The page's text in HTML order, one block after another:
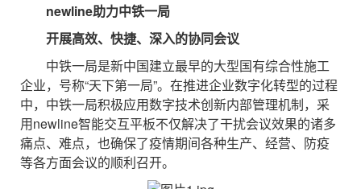
newline助力中铁一局
开展高效、快捷、深入的协同会议
中铁一局是新中国建立最早的大型国有综合性施工
企业，号称“天下第一局”。在推进企业数字化转型的过程
中，中铁一局积极应用数字技术创新内部管理机制，采
用newline智能交互平板不仅解决了干扰会议效果的诸多
痛点、难点，也确保了疫情期间各种生产、经营、防疫
等各方面会议的顺利召开。